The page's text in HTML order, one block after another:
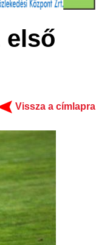
első
Vissza a címlapra